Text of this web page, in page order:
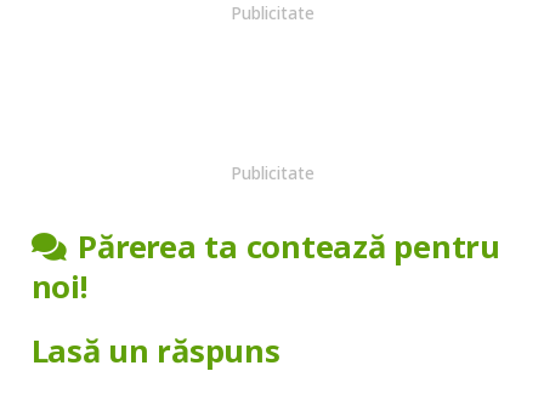
Publicitate
Publicitate
Părerea ta contează pentru
noi!
Lasă un răspuns